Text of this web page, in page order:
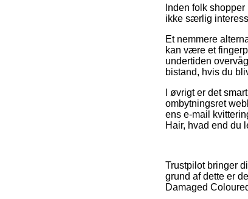
Inden folk
ikke særlig
Et nemmere
kan være et
undertiden
bistand, hvis du
I øvrigt er det
ombytningsret
ens e-mail
Hair, hvad end du
Trustpilot bringer
grund af dette er
Damaged